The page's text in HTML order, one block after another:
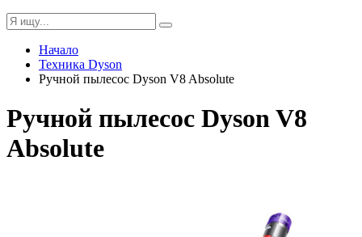
Начало
Техника Dyson
Ручной пылесос Dyson V8 Absolute
Ручной пылесос Dyson V8
Absolute